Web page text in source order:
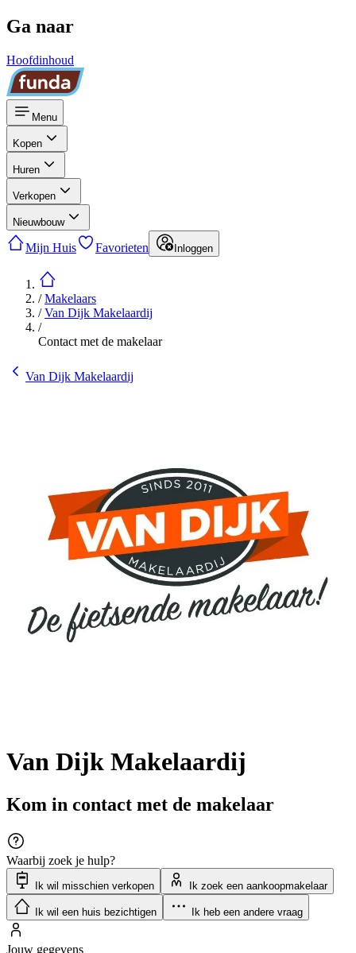
Ga naar
Hoofdinhoud
Menu
Kopen
Huren
Verkopen
Nieuwbouw
Mijn Huis Favorieten Inloggen
/Makelaars
/Van Dijk Makelaardij
/
Contact met de makelaar
Van Dijk Makelaardij
Van Dijk Makelaardij
Kom in contact met de makelaar
Waarbij zoek je hulp?
Ik wil misschien verkopen Ik zoek een aankoopmakelaar
Ik wil een huis bezichtigen Ik heb een andere vraag
Jouw gegevens